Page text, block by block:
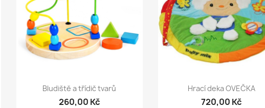
Rychlý náhled
Bludiště a třídič tvarů
260,00 Kč
Rychlý náhled
Hrací deka OVEČKA
720,00 Kč